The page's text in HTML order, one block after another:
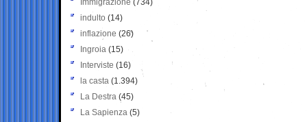
Immigrazione (734)
indulto (14)
inflazione (26)
Ingroia (15)
Interviste (16)
la casta (1.394)
La Destra (45)
La Sapienza (5)